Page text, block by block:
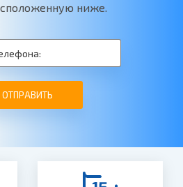
ниже.
ОТПРАВИТЬ